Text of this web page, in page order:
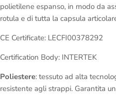
polietilene espanso, in modo da
rotula e di tutta la capsula
CE Certificate: LECFI00378292
Certification Body: INTERTEK
Poliestere: tessuto ad alta
resistente agli strappi. Garantita